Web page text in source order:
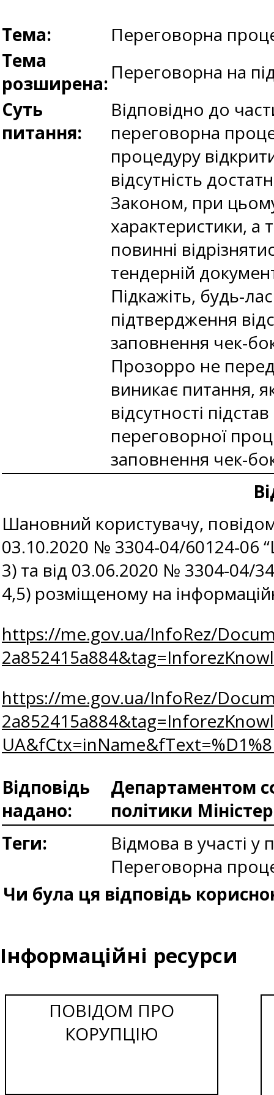
Тема:
Переговорна
Тема
розширена: Переговорна на
Суть
питання:
Відповідно до
переговорна
процедуру
відсутність
Законом, при цьому
характеристики, а
повинні
тендерній
Підкажіть, будь-
підтвердження
заповнення чек-
Прозорро не
виникає питання,
відсутності
переговорної
заповнення чек-
Шановний користувачу,
03.10.2020 № 3304-04/60124-06
3) та від 03.06.2020 № 3304-04/
4,5) розміщеному на
https://me.gov.ua/InfoRez/
https://me.gov.ua/InfoRez/
Відповідь
надано:
Департаментом
політики
Теги:
Відмова в участі у
Переговорна
Чи була ця відповідь
Інформаційні ресурси
ПОВІДОМ ПРО
КОРУПЦІЮ